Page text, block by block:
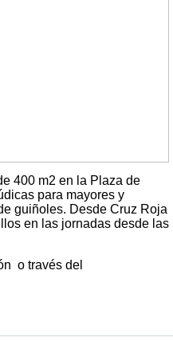
400 m2 en la Plaza de
para mayores y
guiñoles. Desde Cruz Roja
en las jornadas desde las
o través del